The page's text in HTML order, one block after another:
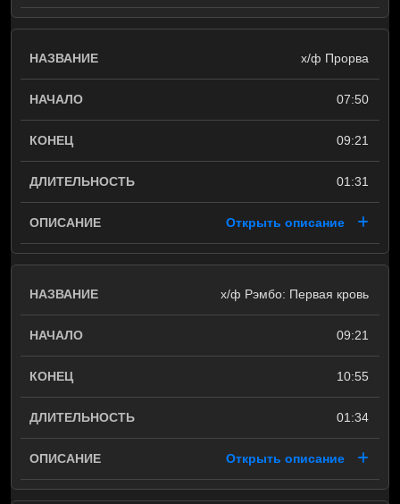
х/ф Прорва
07:50
09:21
01:31
Открыть описание
х/ф Рэмбо: Первая кровь
09:21
10:55
01:34
Открыть описание